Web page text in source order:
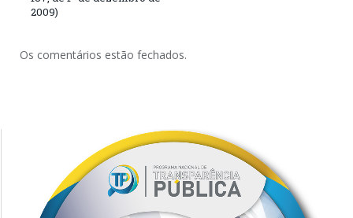
2009)
Os comentários estão fechados.